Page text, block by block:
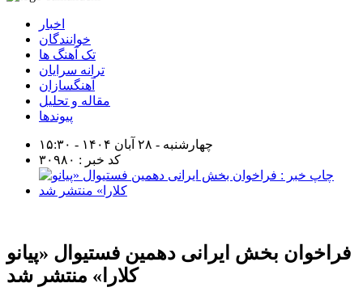
اخبار
خوانندگان
تک آهنگ ها
ترانه سرایان
آهنگسازان
مقاله و تحلیل
پیوندها
چهارشنبه - ۲۸ آبان ۱۴۰۴ - ۱۵:۳۰
کد خبر : ۳۰۹۸۰
فراخوان بخش ایرانی دهمین فستیوال «پیانو
کلارا» منتشر شد